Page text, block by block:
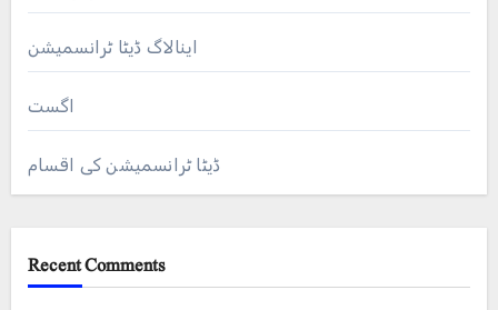
اینالاگ ڈیٹا ٹرانسمیشن
اگست
ڈیٹا ٹرانسمیشن کی اقسام
Recent Comments